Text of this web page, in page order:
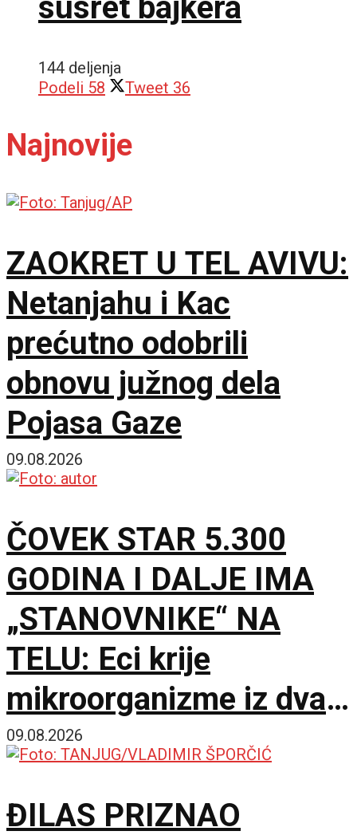
144 deljenja
Podeli 58 Tweet 36
Najnovije
ZAOKRET U TEL AVIVU:
Netanjahu i Kac
prećutno odobrili
obnovu južnog dela
Pojasa Gaze
09.08.2026
ČOVEK STAR 5.300
GODINA I DALJE IMA
„STANOVNIKE“ NA
TELU: Eci krije
mikroorganizme iz dva
potpuno različita sveta
09.08.2026
ĐILAS PRIZNAO